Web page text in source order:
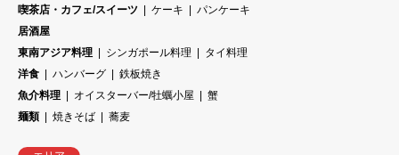
喫茶店・カフェ/スイーツ
ケーキ
パンケーキ
居酒屋
東南アジア料理
シンガポール料理
タイ料理
洋食
ハンバーグ
鉄板焼き
魚介料理
オイスターバー/牡蠣小屋
蟹
麺類
焼きそば 蕎麦